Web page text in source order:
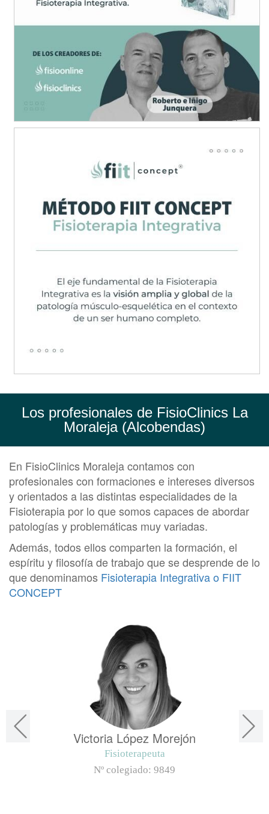
Los profesionales de FisioClinics La
Moraleja (Alcobendas)
En FisioClinics Moraleja contamos con
profesionales con formaciones e intereses diversos
y orientados a las distintas especialidades de la
Fisioterapia por lo que somos capaces de abordar
patologías y problemáticas muy variadas.
Además, todos ellos comparten la formación, el
espíritu y filosofía de trabajo que se desprende de lo
que denominamos Fisioterapia Integrativa o FIIT
CONCEPT
Victoria López Morejón
Fisioterapeuta
Nº colegiado: 9849